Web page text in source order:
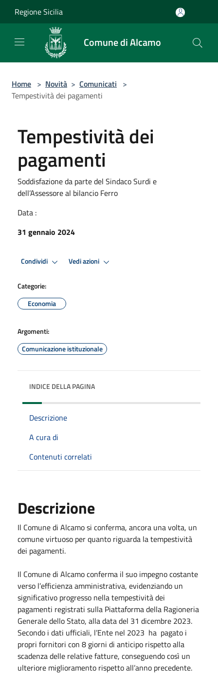
Regione Sicilia
Comune di Alcamo
Home > Novità > Comunicati >
Tempestività dei pagamenti
Tempestività dei
pagamenti
Soddisfazione da parte del Sindaco Surdi e
dell’Assessore al bilancio Ferro
Data :
31 gennaio 2024
Condividi Vedi azioni
Categorie:
Economia
Argomenti:
Comunicazione istituzionale
INDICE DELLA PAGINA
Descrizione
A cura di
Contenuti correlati
Descrizione
Il Comune di Alcamo si conferma, ancora una volta, un
comune virtuoso per quanto riguarda la tempestività
dei pagamenti.
Il Comune di Alcamo conferma il suo impegno costante
verso l’efficienza amministrativa, evidenziando un
significativo progresso nella tempestività dei
pagamenti registrati sulla Piattaforma della Ragioneria
Generale dello Stato, alla data del 31 dicembre 2023.
Secondo i dati ufficiali, l’Ente nel 2023 ha pagato i
propri fornitori con 8 giorni di anticipo rispetto alla
scadenza delle relative fatture, conseguendo così un
ulteriore miglioramento rispetto all’anno precedente.